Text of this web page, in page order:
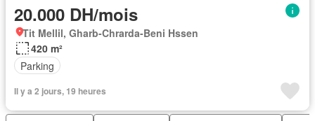
20.000 DH/mois
Tit Mellil, Gharb-Chrarda-Beni Hssen
420 m²
Parking
Il y a 2 jours, 19 heures